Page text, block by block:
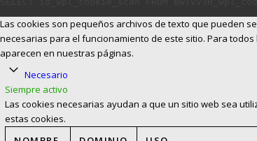
Las cookies son pequeños archivos de texto que pueden
necesarias para el funcionamiento de este sitio. Para
aparecen en nuestras páginas.
Necesario
Siempre activo
Las cookies necesarias ayudan a que un sitio web sea
estas cookies.